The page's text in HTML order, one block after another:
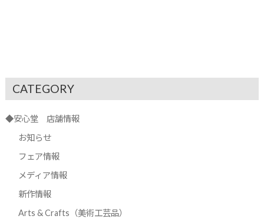
CATEGORY
◆安心堂 店舗情報
お知らせ
フェア情報
メディア情報
新作情報
Arts & Crafts（美術工芸品）